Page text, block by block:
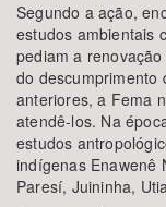
Segundo a ação,
estudos ambientais
pediam a
do descumprimento
anteriores, a Fema
atendê-los. Na
estudos
indígenas Enawenê
Paresí, Juininha,